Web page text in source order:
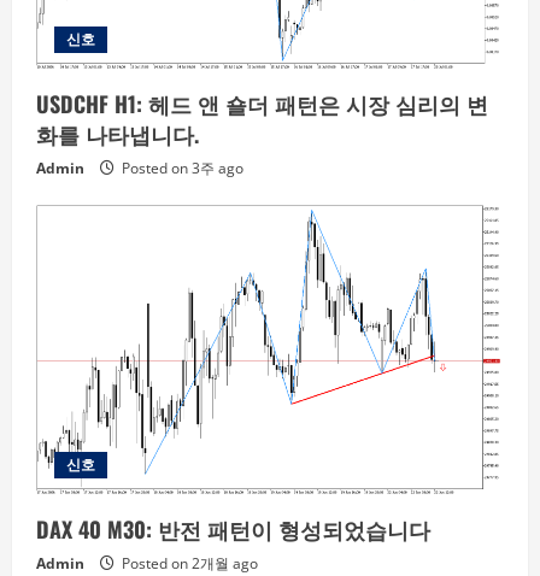
신호
USDCHF H1: 헤드 앤 숄더 패턴은 시장 심리의 변
화를 나타냅니다.
Admin Posted on 3주 ago
신호
DAX 40 M30: 반전 패턴이 형성되었습니다
Admin Posted on 2개월 ago